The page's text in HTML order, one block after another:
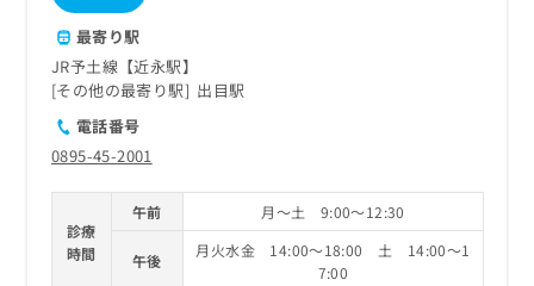
最寄り駅
JR予土線【近永駅】
その他の最寄り駅
出目駅
電話番号
0895-45-2001
診療
時間
午前 月～土 9:00～12:30
午後
月火水金 14:00～18:00 土 14:00～1
7:00